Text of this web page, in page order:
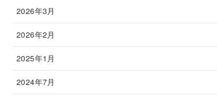
2026年3月
2026年2月
2025年1月
2024年7月